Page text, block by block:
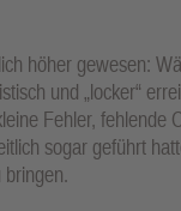
höher gewesen:
und „locker“
Fehler, fehlende
sogar geführt
bringen.